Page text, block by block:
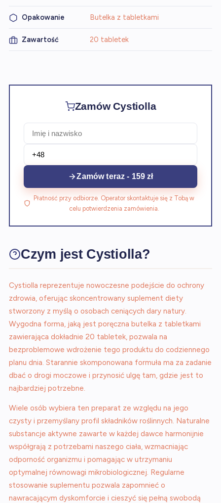
Opakowanie Butelka z tabletkami
Zawartość 20 tabletek
Zamów Cystiolla
Zamów teraz - 159 zł
Płatność przy odbiorze. Operator skontaktuje się z Tobą w
celu potwierdzenia zamówienia.
Czym jest Cystiolla?
Cystiolla reprezentuje nowoczesne podejście do ochrony
zdrowia, oferując skoncentrowany suplement diety
stworzony z myślą o osobach ceniących dary natury.
Wygodna forma, jaką jest poręczna butelka z tabletkami
zawierająca dokładnie 20 tabletek, pozwala na
bezproblemowe wdrożenie tego produktu do codziennego
planu dnia. Starannie skomponowana formuła ma za zadanie
dbać o drogi moczowe i przynosić ulgę tam, gdzie jest to
najbardziej potrzebne.
Wiele osób wybiera ten preparat ze względu na jego
czysty i przemyślany profil składników roślinnych. Naturalne
substancje aktywne zawarte w każdej dawce harmonijnie
współgrają z potrzebami naszego ciała, wzmacniając
odporność organizmu i pomagając w utrzymaniu
optymalnej równowagi mikrobiologicznej. Regularne
stosowanie suplementu pozwala zapomnieć o
nawracającym dyskomforcie i cieszyć się pełną swobodą